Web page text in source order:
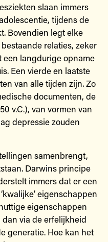
slaan immers
tijdens de
Bovendien legt elke
relaties, zeker
een langdurige opname
Een vierde en laatste
van alle tijden zijn. Zo
documenten, de
v.C.), van vormen van
depressie zouden
samenbrengt,
Darwins principe
immers dat er een
eigenschappen
eigenschappen
via de erfelijkheid
generatie. Hoe kan het